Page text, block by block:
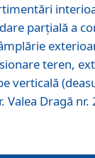
parţială a
teren,
verticală
Valea Dragă